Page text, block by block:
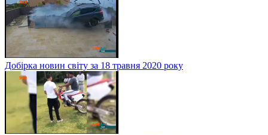
Добірка новин світу за 18 травня 2020 року